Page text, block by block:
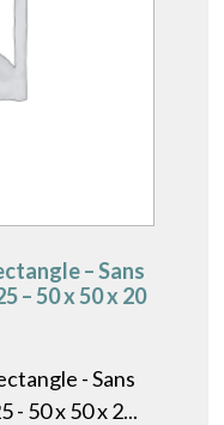
– Sans
– 50 x 50 x 20
- Sans
- 50 x 50 x 2...